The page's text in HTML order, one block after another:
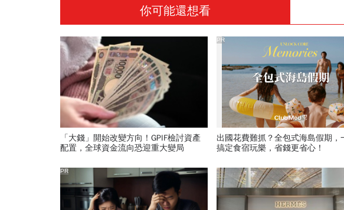
你可能還想看
「大錢」開始改變方向！GPIF檢討資產
配置，全球資金流向恐迎重大變局
出國花費難抓？全包式海島假期，
搞定食宿玩樂，省錢更省心！
PR
PR